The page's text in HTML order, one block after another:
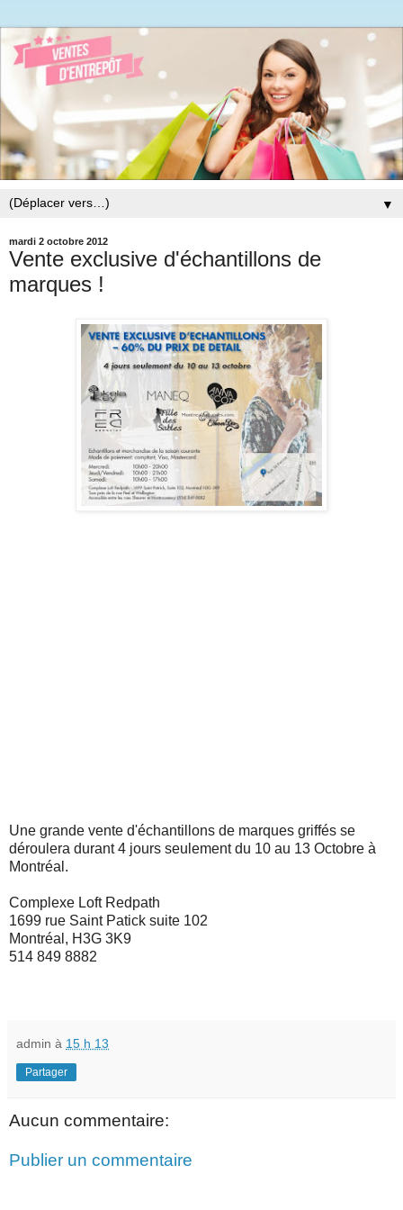
▼
mardi 2 octobre 2012
Vente exclusive d'échantillons de
marques !
Une grande vente d'échantillons de marques griffés se
déroulera durant 4 jours seulement du 10 au 13 Octobre à
Montréal.
Complexe Loft Redpath
1699 rue Saint Patick suite 102
Montréal, H3G 3K9
514 849 8882
admin à 15 h 13
Partager
Aucun commentaire:
Publier un commentaire